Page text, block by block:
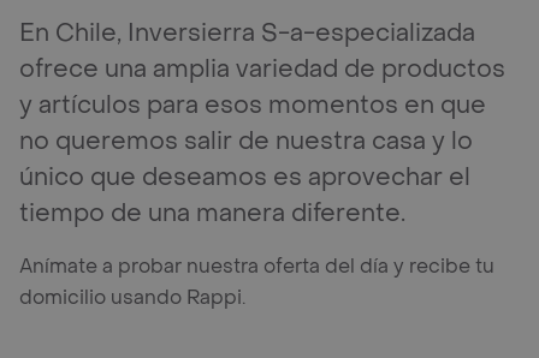
En Chile, Inversierra S-a-especializada
ofrece una amplia variedad de productos
y artículos para esos momentos en que
no queremos salir de nuestra casa y lo
único que deseamos es aprovechar el
tiempo de una manera diferente.
Anímate a probar nuestra oferta del día y recibe tu
domicilio usando Rappi.